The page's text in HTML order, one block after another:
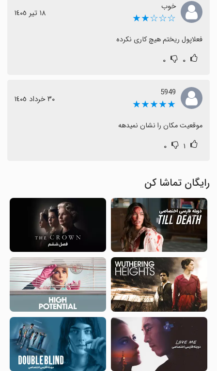
خوب
☆☆☆★★ ١٨ تیر ١٤٠٥
فعلاپول ریختم هیچ کاری نکرده
۰ ۰
5949
★★★★★ ٣٠ خرداد ١٤٠٥
موقعیت مکان را نشان نمیدهه
۱ ۰
رایگان تماشا کن